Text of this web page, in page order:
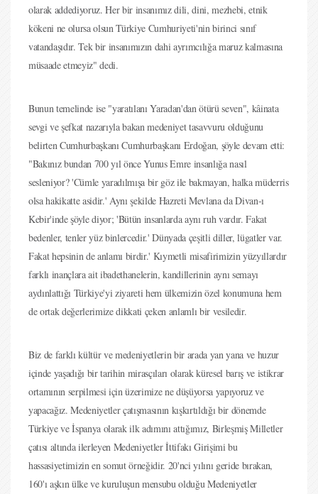
olarak addediyoruz. Her bir insanımız dili, dini, mezhebi, etnik
kökeni ne olursa olsun Türkiye Cumhuriyeti'nin birinci sınıf
vatandaşıdır. Tek bir insanımızın dahi ayrımcılığa maruz kalmasına
müsaade etmeyiz" dedi.
Bunun temelinde ise "yaratılanı Yaradan'dan ötürü seven", kâinata
sevgi ve şefkat nazarıyla bakan medeniyet tasavvuru olduğunu
belirten Cumhurbaşkanı Cumhurbaşkanı Erdoğan, şöyle devam etti:
"Bakınız bundan 700 yıl önce Yunus Emre insanlığa nasıl
sesleniyor? 'Cümle yaradılmışa bir göz ile bakmayan, halka müderris
olsa hakikatte asidir.' Aynı şekilde Hazreti Mevlana da Divan-ı
Kebir'inde şöyle diyor; 'Bütün insanlarda aynı ruh vardır. Fakat
bedenler, tenler yüz binlercedir.' Dünyada çeşitli diller, lügatler var.
Fakat hepsinin de anlamı birdir.' Kıymetli misafirimizin yüzyıllardır
farklı inançlara ait ibadethanelerin, kandillerinin aynı semayı
aydınlattığı Türkiye'yi ziyareti hem ülkemizin özel konumuna hem
de ortak değerlerimize dikkati çeken anlamlı bir vesiledir.
Biz de farklı kültür ve medeniyetlerin bir arada yan yana ve huzur
içinde yaşadığı bir tarihin mirasçıları olarak küresel barış ve istikrar
ortamının serpilmesi için üzerimize ne düşüyorsa yapıyoruz ve
yapacağız. Medeniyetler çatışmasının kışkırtıldığı bir dönemde
Türkiye ve İspanya olarak ilk adımını attığımız, Birleşmiş Milletler
çatısı altında ilerleyen Medeniyetler İttifakı Girişimi bu
hassasiyetimizin en somut örneğidir. 20'nci yılını geride bırakan,
160'ı aşkın ülke ve kuruluşun mensubu olduğu Medeniyetler